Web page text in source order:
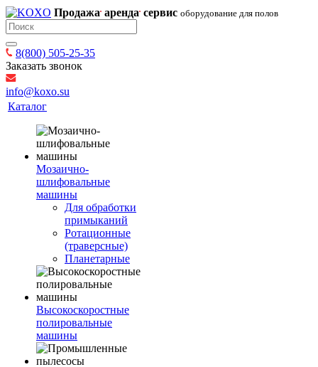
Продажа аренда сервис оборудование для полов
8(800) 505-25-35
Заказать звонок
info@koxo.su
Каталог
Мозаично-
шлифовальные
машины
Для обработки
примыканий
Ротационные
(траверсные)
Планетарные
Высокоскоростные
полировальные
машины